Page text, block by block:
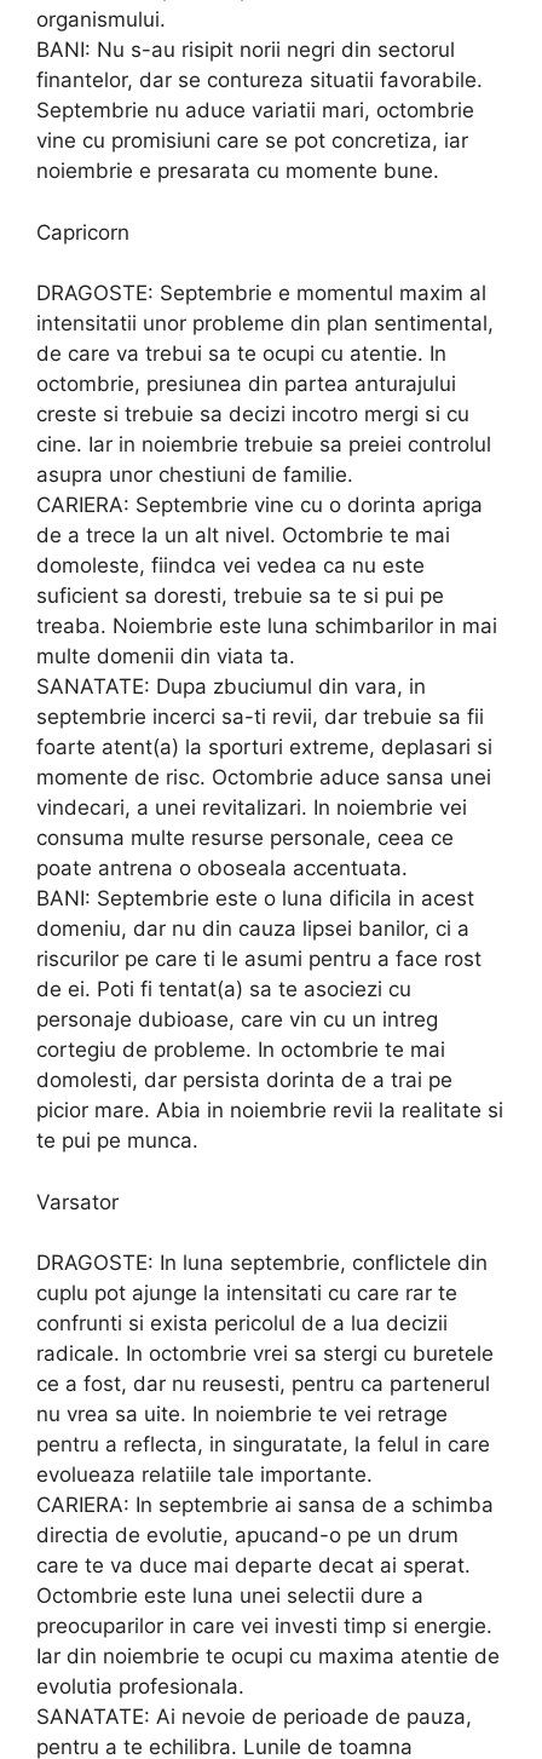
organismului.
BANI: Nu s-au risipit norii negri din sectorul
finantelor, dar se contureza situatii favorabile.
Septembrie nu aduce variatii mari, octombrie
vine cu promisiuni care se pot concretiza, iar
noiembrie e presarata cu momente bune.
Capricorn
DRAGOSTE: Septembrie e momentul maxim al
intensitatii unor probleme din plan sentimental,
de care va trebui sa te ocupi cu atentie. In
octombrie, presiunea din partea anturajului
creste si trebuie sa decizi incotro mergi si cu
cine. Iar in noiembrie trebuie sa preiei controlul
asupra unor chestiuni de familie.
CARIERA: Septembrie vine cu o dorinta apriga
de a trece la un alt nivel. Octombrie te mai
domoleste, fiindca vei vedea ca nu este
suficient sa doresti, trebuie sa te si pui pe
treaba. Noiembrie este luna schimbarilor in mai
multe domenii din viata ta.
SANATATE: Dupa zbuciumul din vara, in
septembrie incerci sa-ti revii, dar trebuie sa fii
foarte atent(a) la sporturi extreme, deplasari si
momente de risc. Octombrie aduce sansa unei
vindecari, a unei revitalizari. In noiembrie vei
consuma multe resurse personale, ceea ce
poate antrena o oboseala accentuata.
BANI: Septembrie este o luna dificila in acest
domeniu, dar nu din cauza lipsei banilor, ci a
riscurilor pe care ti le asumi pentru a face rost
de ei. Poti fi tentat(a) sa te asociezi cu
personaje dubioase, care vin cu un intreg
cortegiu de probleme. In octombrie te mai
domolesti, dar persista dorinta de a trai pe
picior mare. Abia in noiembrie revii la realitate si
te pui pe munca.
Varsator
DRAGOSTE: In luna septembrie, conflictele din
cuplu pot ajunge la intensitati cu care rar te
confrunti si exista pericolul de a lua decizii
radicale. In octombrie vrei sa stergi cu buretele
ce a fost, dar nu reusesti, pentru ca partenerul
nu vrea sa uite. In noiembrie te vei retrage
pentru a reflecta, in singuratate, la felul in care
evolueaza relatiile tale importante.
CARIERA: In septembrie ai sansa de a schimba
directia de evolutie, apucand-o pe un drum
care te va duce mai departe decat ai sperat.
Octombrie este luna unei selectii dure a
preocuparilor in care vei investi timp si energie.
Iar din noiembrie te ocupi cu maxima atentie de
evolutia profesionala.
SANATATE: Ai nevoie de perioade de pauza,
pentru a te echilibra. Lunile de toamna